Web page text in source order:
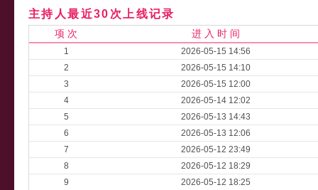
主持人最近30次上线记录
项 次 进 入 时 间
1
2026-05-15 14:56
2
2026-05-15 14:10
3
2026-05-15 12:00
4
2026-05-14 12:02
5
2026-05-13 14:43
6
2026-05-13 12:06
7
2026-05-12 23:49
8
2026-05-12 18:29
9
2026-05-12 18:25